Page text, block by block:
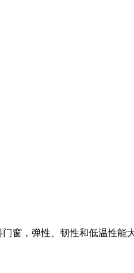
窗，弹性、韧性和低温性能